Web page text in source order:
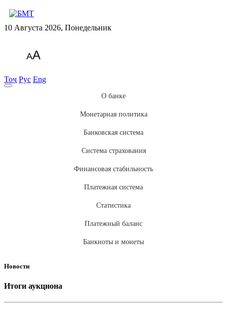
10 Августа 2026, Понедельник
AA
Тоҷ Рус Eng
О банке
Монетарная политика
Банковская система
Система страхования
Финансовая стабильность
Платежная система
Статистика
Платежный баланс
Банкноты и монеты
Новости
Итоги аукциона